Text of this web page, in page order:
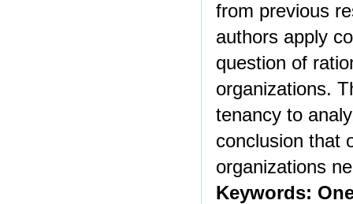
from previous
authors apply
question of
organizations.
tenancy to
conclusion that
organizations
Keywords: